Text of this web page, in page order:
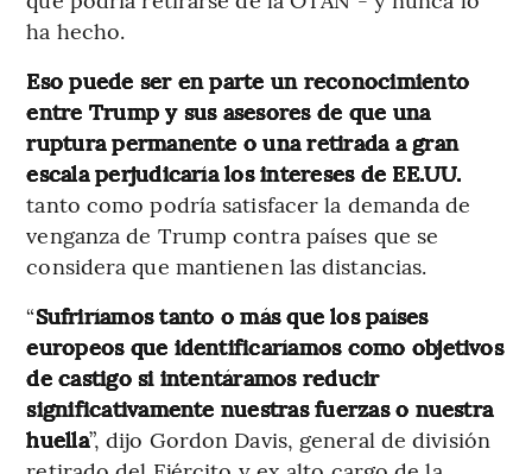
ha hecho.
Eso puede ser en parte un reconocimiento
entre Trump y sus asesores de que una
ruptura permanente o una retirada a gran
escala perjudicaría los intereses de EE.UU.
tanto como podría satisfacer la demanda de
venganza de Trump contra países que se
considera que mantienen las distancias.
“Sufriríamos tanto o más que los países
europeos que identificaríamos como objetivos
de castigo si intentáramos reducir
significativamente nuestras fuerzas o nuestra
huella”, dijo Gordon Davis, general de división